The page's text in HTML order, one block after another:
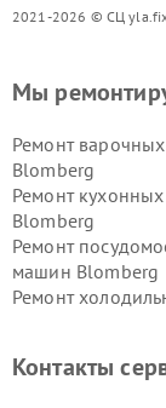
2021-2026 © СЦ
Мы
Ремонт
Blomberg
Ремонт
Blomberg
Ремонт
машин Blomberg
Ремонт
Контакты